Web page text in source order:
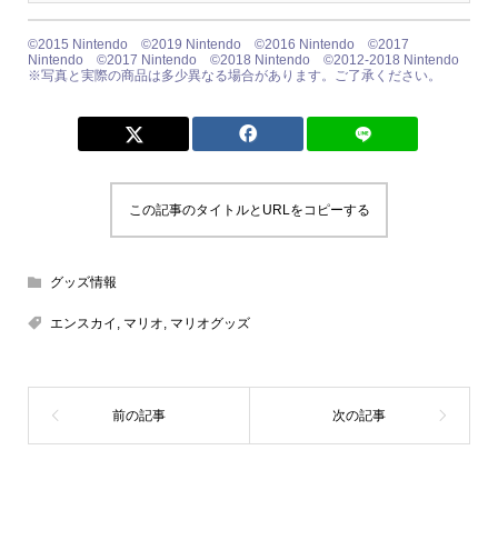
©︎2015 Nintendo ©︎2019 Nintendo ©︎2016 Nintendo ©︎2017
Nintendo ©︎2017 Nintendo ©︎2018 Nintendo ©︎2012-2018 Nintendo
※写真と実際の商品は多少異なる場合があります。ご了承ください。
この記事のタイトルとURLをコピーする
グッズ情報
エンスカイ , マリオ, マリオグッズ